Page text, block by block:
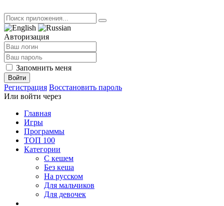
Авторизация
Запомнить меня
Войти
Регистрация Восстановить пароль
Или войти через
Главная
Игры
Программы
ТОП 100
Категории
С кешем
Без кеша
На русском
Для мальчиков
Для девочек